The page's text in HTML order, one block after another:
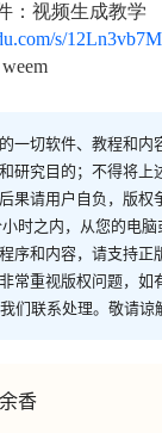
：视频生成教学
s/
一切软件、教程和内
研究目的；不得将上
果请用户自负，版权
时之内，从您的电
序和内容，请支持正
常重视版权问题，如
们联系处理。敬请谅
香